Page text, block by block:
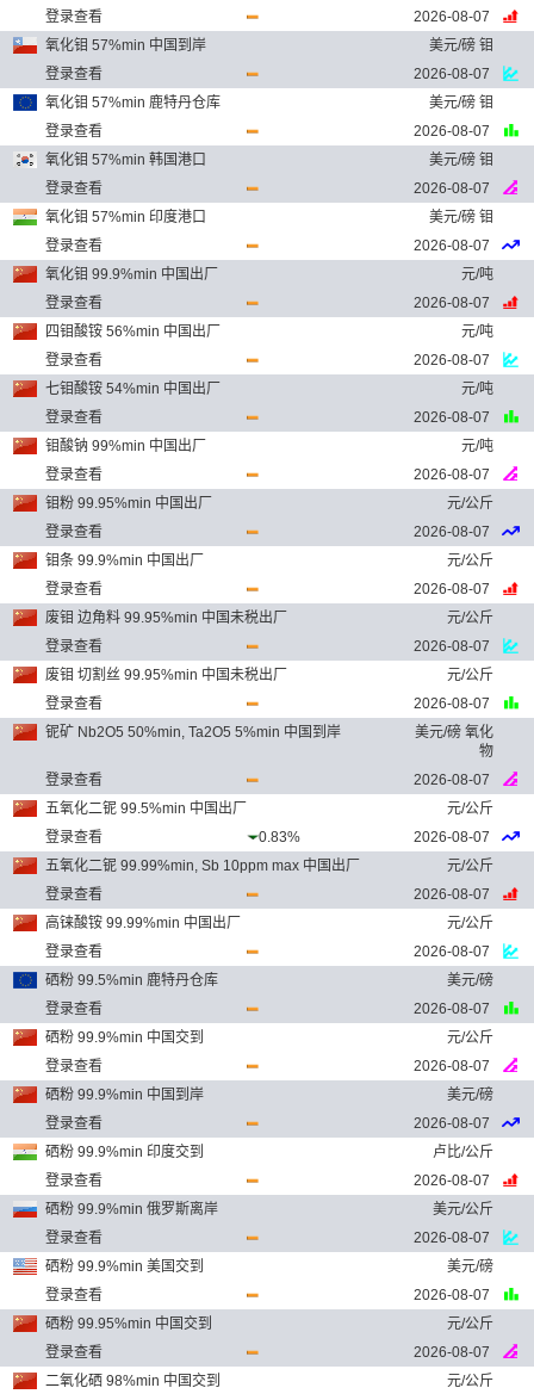
登录查看
2026-08-07
氧化钼 57%min 中国到岸
美元/磅 钼
登录查看
2026-08-07
氧化钼 57%min 鹿特丹仓库
美元/磅 钼
登录查看
2026-08-07
氧化钼 57%min 韩国港口
美元/磅 钼
登录查看
2026-08-07
氧化钼 57%min 印度港口
美元/磅 钼
登录查看
2026-08-07
氧化钼 99.9%min 中国出厂
元/吨
登录查看
2026-08-07
四钼酸铵 56%min 中国出厂
元/吨
登录查看
2026-08-07
七钼酸铵 54%min 中国出厂
元/吨
登录查看
2026-08-07
钼酸钠 99%min 中国出厂
元/吨
登录查看
2026-08-07
钼粉 99.95%min 中国出厂
元/公斤
登录查看
2026-08-07
钼条 99.9%min 中国出厂
元/公斤
登录查看
2026-08-07
废钼 边角料 99.95%min 中国未税出厂
元/公斤
登录查看
2026-08-07
废钼 切割丝 99.95%min 中国未税出厂
元/公斤
登录查看
2026-08-07
铌矿 Nb2O5 50%min, Ta2O5 5%min 中国到岸
美元/磅 氧化
物
登录查看
2026-08-07
五氧化二铌 99.5%min 中国出厂
元/公斤
登录查看
0.83%
2026-08-07
五氧化二铌 99.99%min, Sb 10ppm max 中国出厂
元/公斤
登录查看
2026-08-07
高铼酸铵 99.99%min 中国出厂
元/公斤
登录查看
2026-08-07
硒粉 99.5%min 鹿特丹仓库
美元/磅
登录查看
2026-08-07
硒粉 99.9%min 中国交到
元/公斤
登录查看
2026-08-07
硒粉 99.9%min 中国到岸
美元/磅
登录查看
2026-08-07
硒粉 99.9%min 印度交到
卢比/公斤
登录查看
2026-08-07
硒粉 99.9%min 俄罗斯离岸
美元/公斤
登录查看
2026-08-07
硒粉 99.9%min 美国交到
美元/磅
登录查看
2026-08-07
硒粉 99.95%min 中国交到
元/公斤
登录查看
2026-08-07
二氧化硒 98%min 中国交到
元/公斤